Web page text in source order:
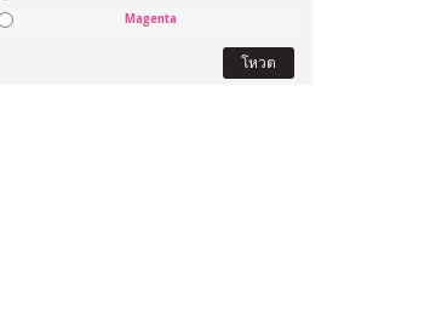
Magenta
โหวต